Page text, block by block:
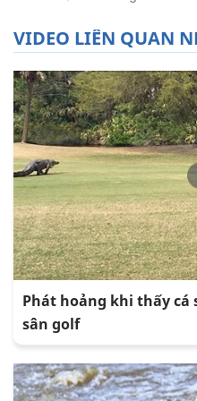
VIDEO LIÊN QUAN
Phát hoảng khi thấy cá
sân golf